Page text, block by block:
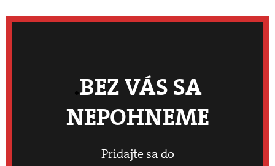
BEZ VÁS SA
NEPOHNEME
Pridajte sa do